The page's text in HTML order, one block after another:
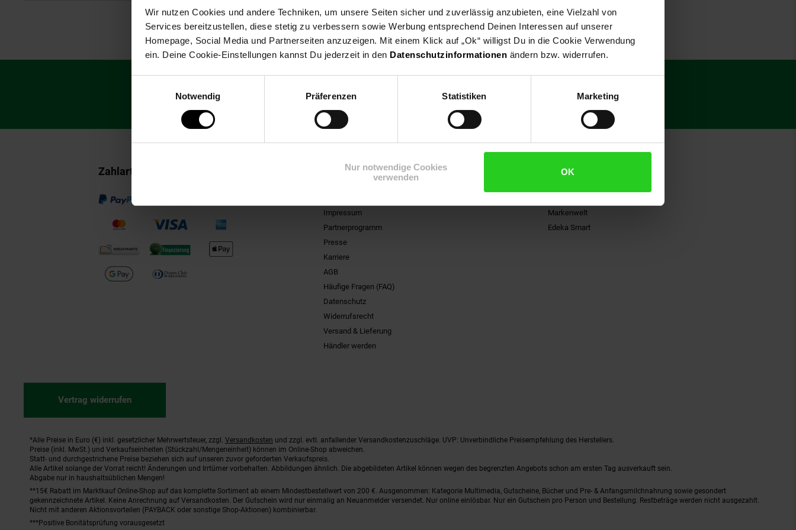
Wir nutzen Cookies und andere Techniken, um unsere Seiten sicher und zuverlässig anzubieten, eine Vielzahl von
Services bereitzustellen, diese stetig zu verbessern sowie Werbung entsprechend Deinen Interessen auf unserer
Homepage, Social Media und Partnerseiten anzuzeigen. Mit einem Klick auf „Ok“ willigst Du in die Cookie Verwendung
ein. Deine Cookie-Einstellungen kannst Du jederzeit in den Datenschutzinformationen ändern bzw. widerrufen.
Notwendig
Präferenzen Statistiken Marketing
Nur notwendige Cookies
verwenden
OK
Newsletter Anmeldung
sichere dir einen 15 €**-Gutschein!
15€**
Gutschein
Jetzt Newsletter abonnieren
Zahlarten im Online-Shop Informationen
Impressum
Partnerprogramm
Presse
Karriere
AGB
Häufige Fragen (FAQ)
Datenschutz
Widerrufsrecht
Versand & Lieferung
Händler werden
Über Marktkauf
Markenwelt
Edeka Smart
Vertrag widerrufen
Fußnoten
*Alle Preise in Euro (€) inkl. gesetzlicher Mehrwertsteuer, zzgl. Versandkosten und zzgl. evtl. anfallender Versandkostenzuschläge. UVP: Unverbindliche Preisempfehlung des Herstellers.
Preise (inkl. MwSt.) und Verkaufseinheiten (Stückzahl/Mengeneinheit) können im Online-Shop abweichen.
Statt- und durchgestrichene Preise beziehen sich auf unseren zuvor geforderten Verkaufspreis.
Alle Artikel solange der Vorrat reicht! Änderungen und Irrtümer vorbehalten. Abbildungen ähnlich. Die abgebildeten Artikel können wegen des begrenzten Angebots schon am ersten Tag ausverkauft sein.
Abgabe nur in haushaltsüblichen Mengen!
**15€ Rabatt im Marktkauf Online-Shop auf das komplette Sortiment ab einem Mindestbestellwert von 200 €. Ausgenommen: Kategorie Multimedia, Gutscheine, Bücher und Pre- & Anfangsmilchnahrung sowie gesondert
gekennzeichnete Artikel. Keine Anrechnung auf Versandkosten. Der Gutschein wird nur einmalig an Neuanmelder versendet. Nur online einlösbar. Nur ein Gutschein pro Person und Bestellung. Restbeträge werden nicht ausgezahlt.
Nicht mit anderen Aktionsvorteilen (PAYBACK oder sonstige Shop-Aktionen) kombinierbar.
***Positive Bonitätsprüfung vorausgesetzt